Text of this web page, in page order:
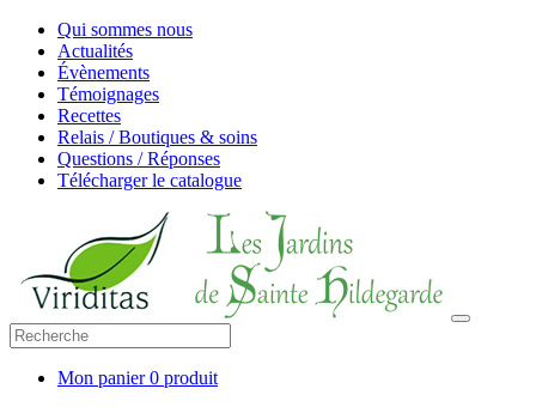
Qui sommes nous
Actualités
Évènements
Témoignages
Recettes
Relais / Boutiques & soins
Questions / Réponses
Télécharger le catalogue
Mon panier0 produit